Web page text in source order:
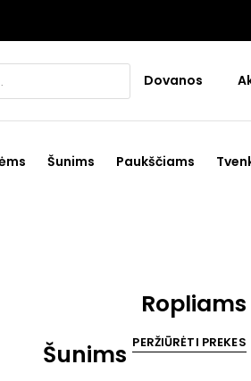
Dovanos
Šunims Paukščiams
Ropliams
PERŽIŪRĖTI PREKES
Šunims